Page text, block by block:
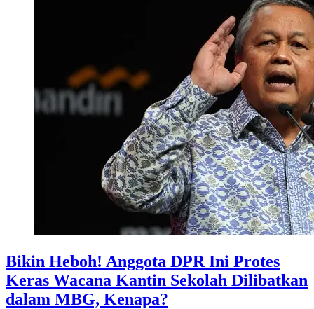
Bikin Heboh! Anggota DPR Ini Protes
Keras Wacana Kantin Sekolah Dilibatkan
dalam MBG, Kenapa?